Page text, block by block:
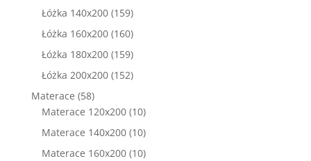
produktów
Łóżka 140x200 159159
produktów
Łóżka 160x200 160160
produktów
Łóżka 180x200 159159
produktów
Łóżka 200x200 152152
Materace 5858
produktów
Materace 120x200 1010
produktów
Materace 140x200 1010
produktów
Materace 160x200 1010